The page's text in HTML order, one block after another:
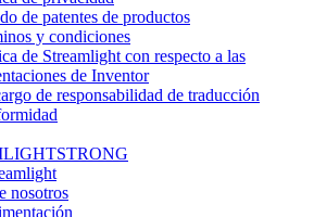
de patentes de productos
y condiciones
de Streamlight con respecto a las
de Inventor
de responsabilidad de traducción
nosotros